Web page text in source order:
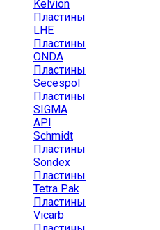
Kelvion
Пластины
LHE
Пластины
ONDA
Пластины
Secespol
Пластины
SIGMA
API
Schmidt
Пластины
Sondex
Пластины
Tetra Pak
Пластины
Vicarb